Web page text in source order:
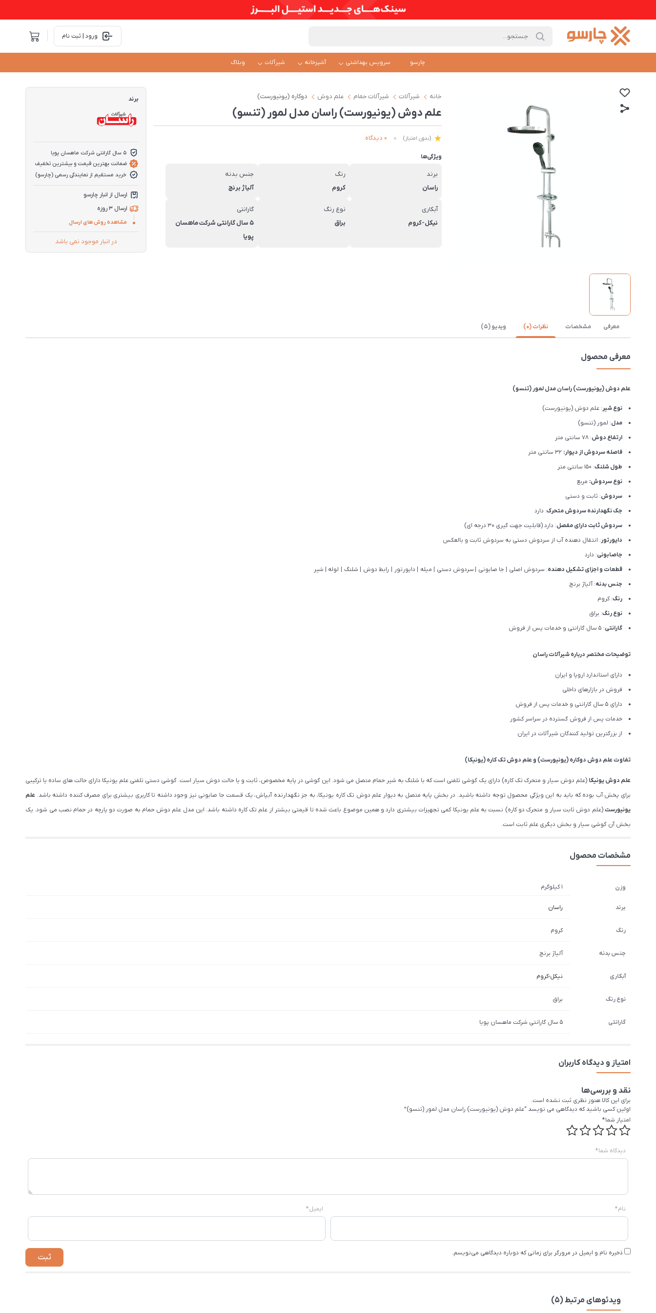
ورود | ثبت نام
چارسو سرویس بهداشتی آشپزخانه شیرآلات وبلاگ
خانه شیرآلات شیرآلات حمام علم دوش دوکاره (یونیورست)
علم دوش (یونیورست) راسان مدل لمور (تنسو)
(بدون امتیاز) 0 دیدگاه
ویژگی‌ها
برند
راسان
رنگ
کروم
جنس بدنه
آلیاژ برنج
آبکاری
نیکل-کروم
نوع رنگ
براق
گارانتی
5 سال گارانتی شرکت ماهسان
پویا
برند
5 سال گارانتی شرکت ماهسان پویا
ضمانت بهترین قیمت و بیشترین تخفیف
خرید مستقیم از نمایندگی رسمی (چارسو)
ارسال از انبار چارسو
ارسال 3 روزه
مشاهده روش های ارسال
در انبار موجود نمی باشد
معرفی مشخصات نظرات (0) ویدیو (5)
معرفی محصول
علم دوش (یونیورست) راسان مدل لمور (تنسو)
نوع شیر: علم دوش (یونیورست)
مدل: لمور (تنسو)
ارتفاع دوش: 78 سانتی متر
فاصله سردوش از دیوار:
طول شلنگ: 150 سانتی متر
نوع سردوش: مربع
سردوش: ثابت و دستی
جک نگهدارنده سردوش متحرک: دارد
سردوش ثابت دارای مفصل: دارد (قابلیت جهت گیری 30 درجه ای)
دایورتور: انتقال دهنده آب از سردوش دستی به سردوش ثابت و بالعکس
جاصابونی: دارد
قطعات و اجزای تشکیل دهنده: سردوش اصلی | جا صابونی | سردوش دستی | میله | دایورتور | رابط دوش | شلنگ | لوله | شیر
جنس بدنه: آلیاژ برنج
رنگ: کروم
نوع رنگ: براق
گارانتی: 5 سال گارانتی و خدمات پس از فروش
توضیحات مختصر درباره شیرآلات راسان
دارای استاندارد اروپا و ایران
فروش در بازارهای داخلی
دارای 5 سال گارانتی و خدمات پس از فروش
خدمات پس از فروش گسترده در سراسر کشور
از بزرگترین تولید کنندگان شیرآلات در ایران
تفاوتعلم دوش دوکاره (یونیورست) وعلم دوش تک کاره (یونیکا)
علم دوش یونیکا (علم دوش سیار و متحرک تک کاره) دارای یک گوشی تلفنی است که با شلنگ به شیر حمام متصل می شود. این گوشی در پایه مخصوص، ثابت و یا حالت دوش سیار است. گوشی دستی تلفنی علم یونیکا دارای حالت های ساده یا ترکیبی
برای پخش آب بوده که باید به این ویژگی محصول توجه داشته باشید. در بخش پایه متصل به دیوار علم دوش تک کاره یونیکا، به جز نگهدارنده آبپاش، یک قسمت جا صابونی نیز وجود داشته تا کاربری بیشتری برای مصرف کننده داشته باشد. علم
یونیورست(علم دوش ثابت سیار و متحرک دو کاره) نسبت به علم یونیکا کمی تجهیزات بیشتری دارد و همین موضوع باعث شده تا قیمتی بیشتر از علم تک کاره داشته باشد. این مدل علم دوش حمام به صورت دو پارچه در حمام نصب می شود. یک
بخش آن گوشی سیار و بخش دیگری علم ثابت است.
مشخصات محصول
وزن 1 کیلوگرم
برند راسان
رنگ کروم
جنس بدنه آلیاژ برنج
آبکاری نیکل-کروم
نوع رنگ براق
گارانتی 5 سال گارانتی شرکت ماهسان پویا
امتیاز و دیدگاه کاربران
نقد و بررسی‌ها
برای این کالا هنوز نظری ثبت نشده است.
اولین کسی باشید که دیدگاهی می نویسد “علم دوش (یونیورست) راسان مدل لمور (تنسو)”
امتیاز شما*
دیدگاه شما*
نام* ایمیل*
ذخیره نام و ایمیل در مرورگر برای زمانی که دوباره دیدگاهی می‌نویسم.
ویدئوهای مرتبط (5)